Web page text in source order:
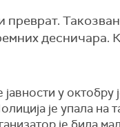
десничара.
у октобру
је упала